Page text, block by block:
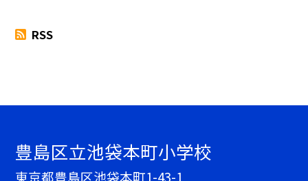
RSS
豊島区立池袋本町小学校
東京都豊島区池袋本町1-43-1